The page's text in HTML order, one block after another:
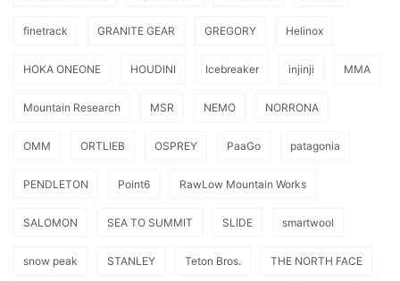
finetrack GRANITE GEAR GREGORY Helinox
HOKA ONEONE HOUDINI Icebreaker injinji MMA
Mountain Research MSR NEMO NORRONA
OMM ORTLIEB OSPREY PaaGo patagonia
PENDLETON Point6 RawLow Mountain Works
SALOMON SEA TO SUMMIT SLIDE smartwool
snow peak STANLEY Teton Bros. THE NORTH FACE